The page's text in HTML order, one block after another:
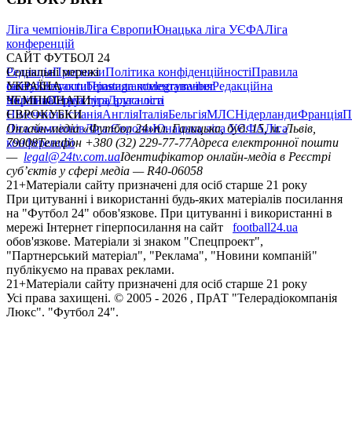
Ліга чемпіонівЛіга ЄвропиЮнацька ліга УЄФАЛіга
конференцій
САЙТ ФУТБОЛ 24
РедакціяПрогнозиПолітика конфіденційностіПравила
сайтуКонтактиПравила коментуванняРедакційна
політикаСтруктура власності
Соціальні мережі
facebookxyoutubeinstagramtelegramviber
УКРАЇНА
УкраїнаПерша лігаДруга ліга
ЧЕМПІОНАТИ
НімеччинаІспаніяАнгліяІталіяБельгіяМЛСНідерландиФранція
ЄВРОКУБКИ
Ліга чемпіонівЛіга ЄвропиЮнацька ліга УЄФАЛіга
конференцій
Онлайн-медіа «Футбол 24»пл. Галицька, буд. 15, м. Львів,
79008Телефон +380 (32) 229-77-77Адреса електронної пошти
— legal@24tv.com.uaІдентифікатор онлайн-медіа в Реєстрі
суб’єктів у сфері медіа — R40-06058
21+Матеріали сайту призначені для осіб старше 21 року
При цитуванні і використанні будь-яких матеріалів посилання
на "Футбол 24" обов'язкове. При цитуванні і використанні в
мережі Інтернет гіперпосилання на сайт
football24.ua
обов'язкове. Матеріали зі знаком "Спецпроект",
"Партнерський матеріал", "Реклама", "Новини компаній"
публікуємо на правах реклами.
21+Матеріали сайту призначені для осіб старше 21 року
Усi права захищенi. © 2005 - 2026 , ПрАТ "Телерадіокомпанія
Люкс". "Футбол 24".